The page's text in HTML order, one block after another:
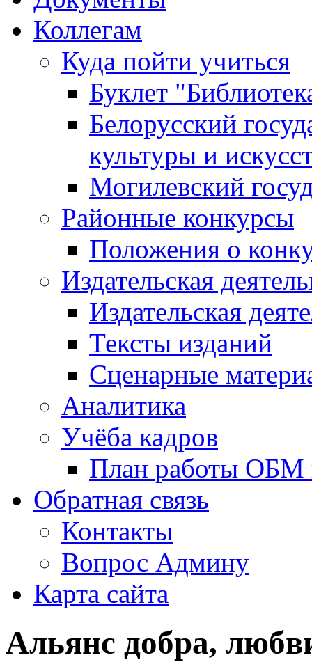
Коллегам
Куда пойти учиться
Буклет
Белорусский
культуры и
Могилевский
Районные конкурсы
Положения о
Издательская
Издательская
Тексты изданий
Сценарные
Аналитика
Учёба кадров
План работы ОБМ
Обратная связь
Контакты
Вопрос Админу
Карта сайта
Альянс добра,